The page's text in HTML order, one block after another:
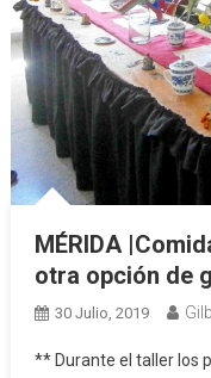
MÉRIDA
otra opción de
30 Julio, 2019
** Durante el taller los